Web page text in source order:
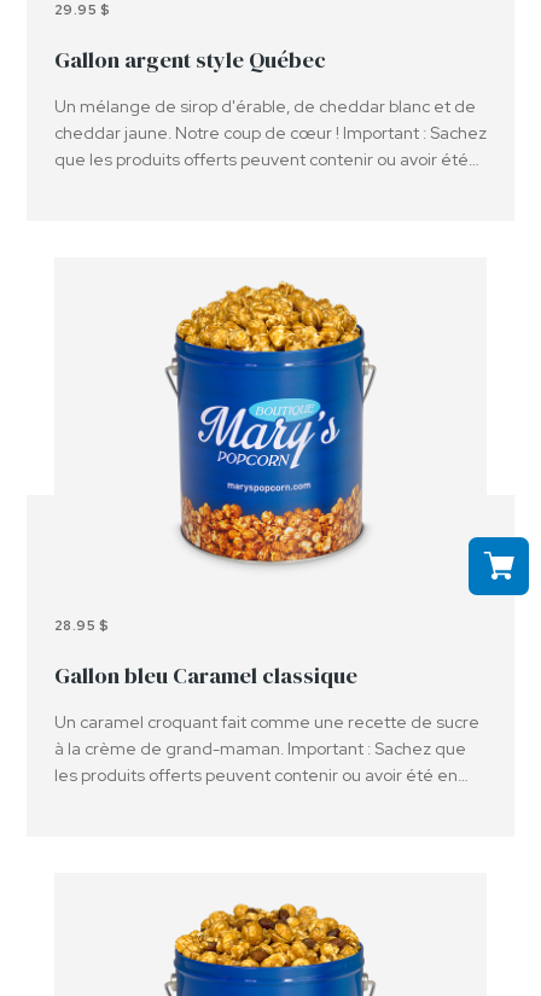
29.95 $
Gallon argent style Québec
Un mélange de sirop d'érable, de cheddar blanc et de
cheddar jaune. Notre coup de cœur ! Important : Sachez
que les produits offerts peuvent contenir ou avoir été
28.95 $
Gallon bleu Caramel classique
Un caramel croquant fait comme une recette de sucre
à la crème de grand-maman. Important : Sachez que
les produits offerts peuvent contenir ou avoir été en